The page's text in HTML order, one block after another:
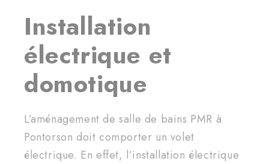
Installation
électrique et
domotique
L’aménagement de salle de bains PMR à
Pontorson doit comporter un volet
électrique. En effet, l’installation électrique